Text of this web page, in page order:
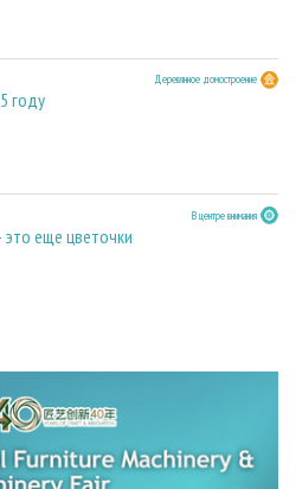
Деревянное домостроение
году
В центре внимания
еще цветочки